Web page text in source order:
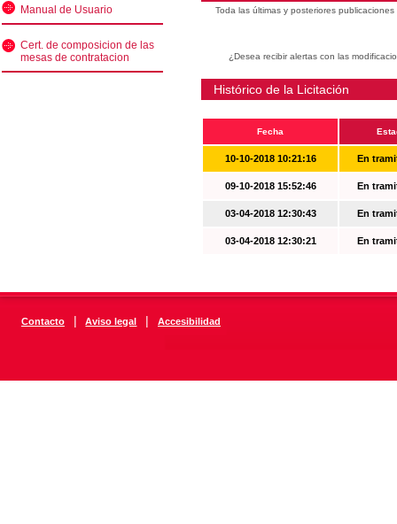
Manual de Usuario
Cert. de composicion de las
mesas de contratacion
Toda las últimas y posteriores
¿Desea recibir alertas con las
Histórico de la Licitación
Fecha
10-10-2018 10:21:16 En
09-10-2018 15:52:46 En
03-04-2018 12:30:43 En
03-04-2018 12:30:21 En
Contacto | Aviso legal | Accesibilidad